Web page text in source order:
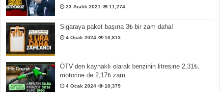
23 Aralık 2021 11,274
Sigaraya paket başına 3₺ bir zam daha!
4 Ocak 2024 10,813
ÖTV’den kaynaklı olarak benzinin litresine 2,31₺,
motorine de 2,17₺ zam
4 Ocak 2024 10,379